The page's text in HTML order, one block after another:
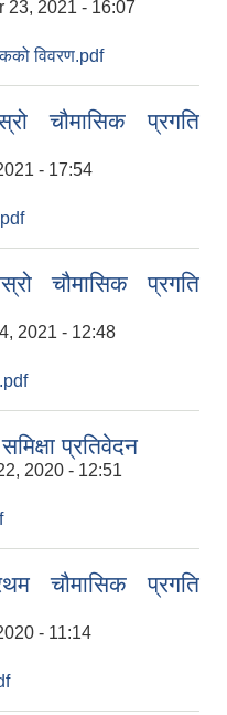
23, 2021 - 16:07
विवरण.pdf
चौमासिक प्रगति
- 17:54
चौमासिक प्रगति
2021 - 12:48
प्रतिवेदन
2020 - 12:51
च‍ौमासिक प्रगति
- 11:14